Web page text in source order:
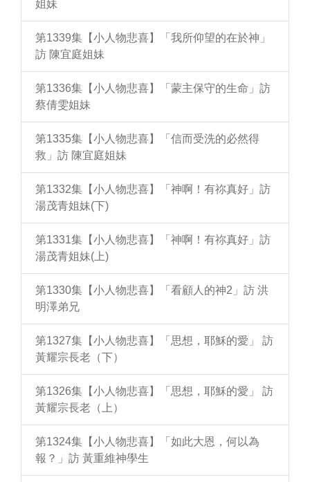
姐妹
第1339集【小人物悲喜】「我所仰望的在於神」
訪 陳宜庭姐妹
第1336集【小人物悲喜】「蒙主保守的生命」訪
蔡倩雯姐妹
第1335集【小人物悲喜】「信而受洗的必然得
救」訪 陳宜庭姐妹
第1332集【小人物悲喜】「神啊！有祢真好」訪
湯茂青姐妹(下)
第1331集【小人物悲喜】「神啊！有祢真好」訪
湯茂青姐妹(上)
第1330集【小人物悲喜】「看顧人的神2」訪 洪
明澤弟兄
第1327集【小人物悲喜】「思想，耶穌的愛」 訪
黃耀宗長老（下）
第1326集【小人物悲喜】「思想，耶穌的愛」 訪
黃耀宗長老（上）
第1324集【小人物悲喜】「如此大恩，何以為
報？」訪 黃重維神學生